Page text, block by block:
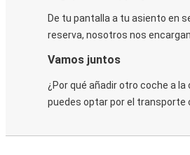
De tu pantalla a tu asiento en
reserva, nosotros nos
Vamos juntos
¿Por qué añadir otro coche a
puedes optar por el transporte